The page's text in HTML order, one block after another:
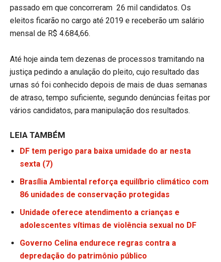
passado em que concorreram 26 mil candidatos. Os
eleitos ficarão no cargo até 2019 e receberão um salário
mensal de R$ 4.684,66.
Até hoje ainda tem dezenas de processos tramitando na
justiça pedindo a anulação do pleito, cujo resultado das
urnas só foi conhecido depois de mais de duas semanas
de atraso, tempo suficiente, segundo denúncias feitas por
vários candidatos, para manipulação dos resultados.
LEIA TAMBÉM
DF tem perigo para baixa umidade do ar nesta
sexta (7)
Brasília Ambiental reforça equilíbrio climático com
86 unidades de conservação protegidas
Unidade oferece atendimento a crianças e
adolescentes vítimas de violência sexual no DF
Governo Celina endurece regras contra a
depredação do patrimônio público